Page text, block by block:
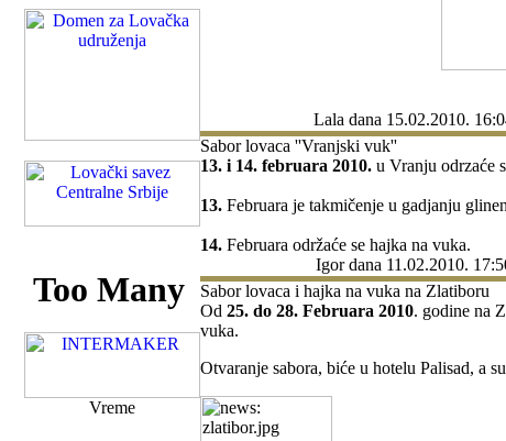
Vreme
Lala dana 15.02.2010.
Sabor lovaca ''Vranjski vuk''
13. i 14. februara 2010.u Vranju odrzaće
13.Februara je takmičenje u gadjanju
14. Februara održaće se hajka na vuka.
Igordana 11.02.2010.
Sabor lovaca i hajka na vuka na Zlatiboru
Od 25. do 28. Februara 2010. godine na
vuka.
Otvaranje sabora, biće u hotelu Palisad, a